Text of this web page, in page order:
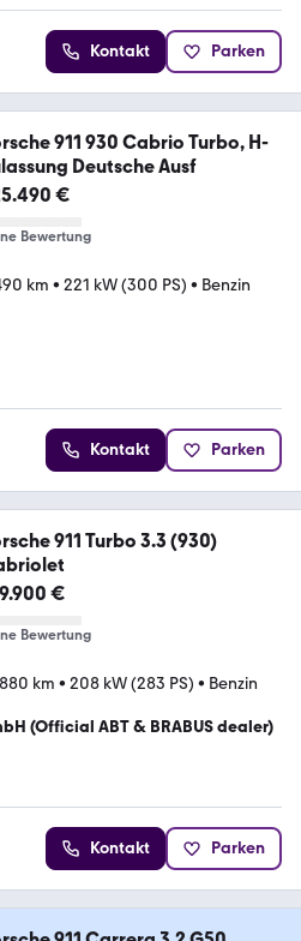
Kontakt Parken
911 930 Cabrio Turbo, H-
Deutsche Ausf
€
Bewertung
km • 221 kW (300 PS) • Benzin
Kontakt Parken
911 Turbo 3.3 (930)
€
Bewertung
km • 208 kW (283 PS) • Benzin
(Official ABT & BRABUS dealer)
Kontakt Parken